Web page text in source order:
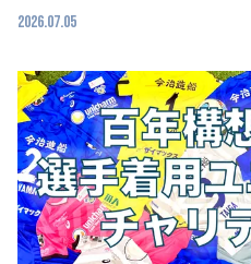
2026.07.05